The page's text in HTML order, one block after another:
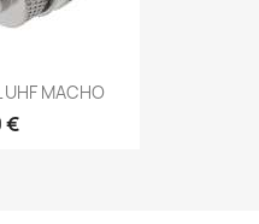
UHF MACHO
€